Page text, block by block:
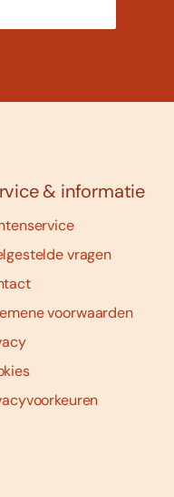
& informatie
vragen
voorwaarden